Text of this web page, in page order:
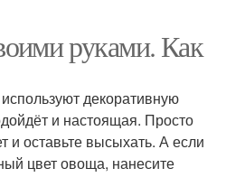
руками. Как
декоративную
и настоящая. Просто
и оставьте высыхать. А если
цвет овоща, нанесите